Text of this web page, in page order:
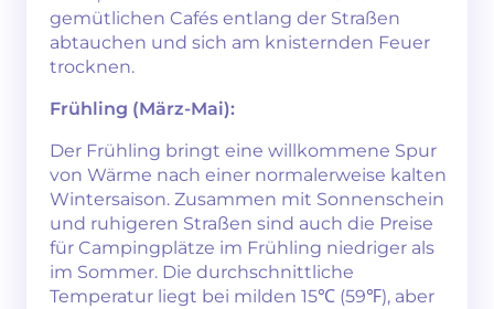
gemütlichen Cafés entlang der Straßen
abtauchen und sich am knisternden Feuer
trocknen.
Frühling (März-Mai):
Der Frühling bringt eine willkommene Spur
von Wärme nach einer normalerweise kalten
Wintersaison. Zusammen mit Sonnenschein
und ruhigeren Straßen sind auch die Preise
für Campingplätze im Frühling niedriger als
im Sommer. Die durchschnittliche
Temperatur liegt bei milden 15℃ (59℉), aber